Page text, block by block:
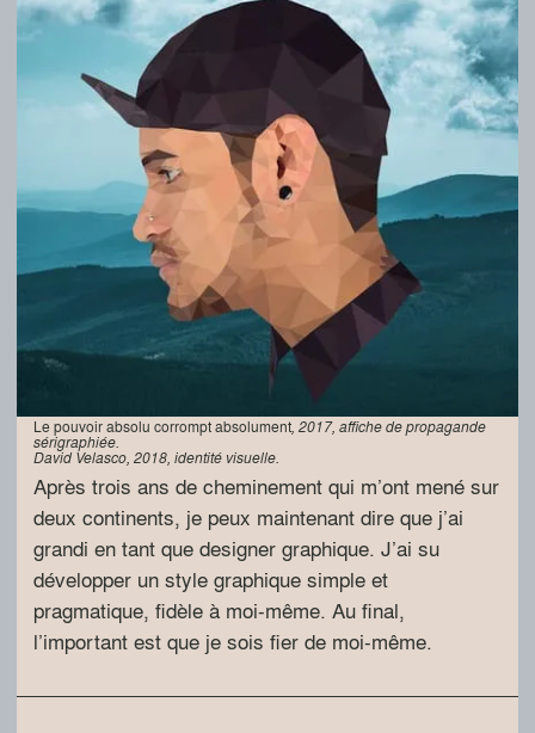
Le pouvoir absolu corrompt absolument, 2017, affiche de propagande
sérigraphiée.
David Velasco, 2018, identité visuelle.
Après trois ans de cheminement qui m’ont mené sur
deux continents, je peux maintenant dire que j’ai
grandi en tant que designer graphique. J’ai su
développer un style graphique simple et
pragmatique, fidèle à moi-même. Au final,
l’important est que je sois fier de moi-même.